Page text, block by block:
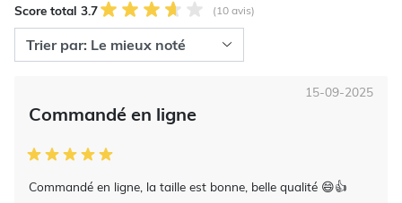
Score total 3.7 (10 avis)
Commandé en ligne
Commandé en ligne, la taille est bonne, belle qualité 😄👍
15-09-2025